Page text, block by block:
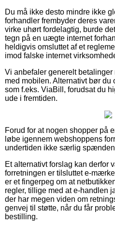
Du må ikke desto mindre ikke
forhandler frembyder deres
virke uhørt fordelagtig, burde
tegn på en uægte internet
heldigvis omsluttet af et
imod falske internet
Vi anbefaler generelt
med mobilen. Alternativt bør
som f.eks. ViaBill, forudsat du
ude i fremtiden.
Forud for at nogen shopper på
løbe igennem webshoppens
undertiden ikke særlig
Et alternativt forslag kan derfor
forretningen er tilsluttet e-
er et fingerpeg om at
regler, tillige med at e-handlen
der har megen viden om
genvej til støtte, når du får
bestilling.